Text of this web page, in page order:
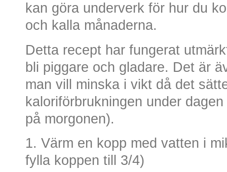
kan göra underverk för hur du
och kalla månaderna.
Detta recept har fungerat
bli piggare och gladare. Det är
man vill minska i vikt då det
kaloriförbrukningen under
på morgonen).
1. Värm en kopp med vatten i
fylla koppen till 3/4)